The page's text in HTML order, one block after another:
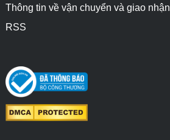
Thông tin về vận chuyển và giao nhận
RSS